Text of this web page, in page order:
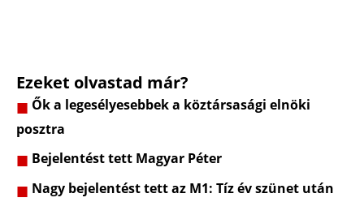
Ezeket olvastad már?
Ők a legesélyesebbek a köztársasági elnöki
posztra
Bejelentést tett Magyar Péter
Nagy bejelentést tett az M1: Tíz év szünet után